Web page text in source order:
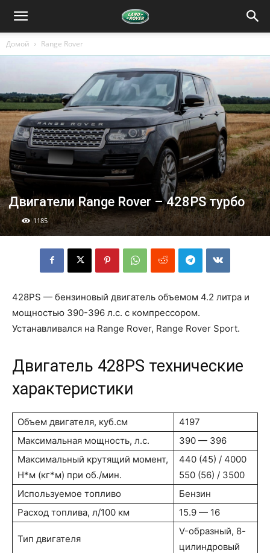
Домой Range Rover
Двигатели Range Rover – 428PS турбо
1185
428PS — бензиновый двигатель объемом 4.2 литра и
мощностью 390-396 л.с. с компрессором.
Устанавливался на Range Rover, Range Rover Sport.
Двигатель 428PS технические
характеристики
Объем двигателя, куб.см
4197
Максимальная мощность, л.с.
390 — 396
Максимальный крутящий момент,
Н*м (кг*м) при об./мин.
440 (45) / 4000
550 (56) / 3500
Используемое топливо
Бензин
Расход топлива, л/100 км
15.9 — 16
Тип двигателя
V-образный, 8-
цилиндровый